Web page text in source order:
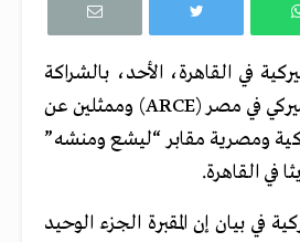
في القاهرة، الأحد، بالشراكة
مع مركز الأبحاث الأميركي في مصر (ARCE) وممثلين عن
ومصرية مقابر “ليشع ومنشه”
في القاهرة.
في بيان إن المقبرة الجزء الوحيد